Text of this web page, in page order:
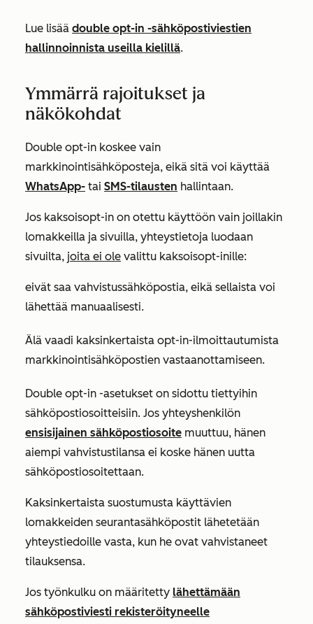
Lue lisää double opt-in -sähköpostiviestien
hallinnoinnista useilla kielillä.
Ymmärrä rajoitukset ja
näkökohdat
Double opt-in koskee vain
markkinointisähköposteja, eikä sitä voi käyttää
WhatsApp- tai SMS-tilausten hallintaan.
Jos kaksoisopt-in on otettu käyttöön vain joillakin
lomakkeilla ja sivuilla, yhteystietoja luodaan
sivuilta, joita ei ole valittu kaksoisopt-inille:
eivät saa vahvistussähköpostia, eikä sellaista voi
lähettää manuaalisesti.
Älä vaadi kaksinkertaista opt-in-ilmoittautumista
markkinointisähköpostien vastaanottamiseen.
Double opt-in -asetukset on sidottu tiettyihin
sähköpostiosoitteisiin. Jos yhteyshenkilön
ensisijainen sähköpostiosoite muuttuu, hänen
aiempi vahvistustilansa ei koske hänen uutta
sähköpostiosoitettaan.
Kaksinkertaista suostumusta käyttävien
lomakkeiden seurantasähköpostit lähetetään
yhteystiedoille vasta, kun he ovat vahvistaneet
tilauksensa.
Jos työnkulku on määritetty lähettämään
sähköpostiviesti rekisteröityneelle